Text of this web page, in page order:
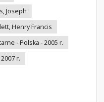
Joseph
Henry Francis
- Polska - 2005 r.
r.